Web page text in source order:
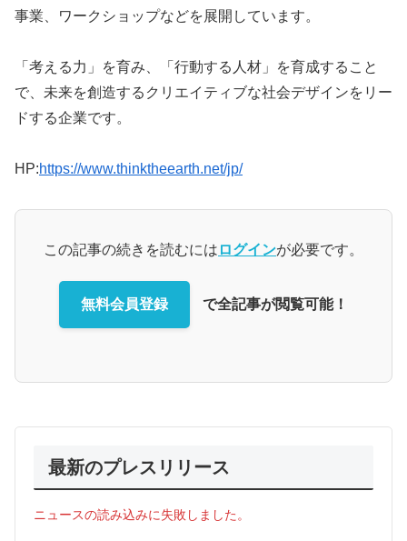
事業、ワークショップなどを展開しています。
「考える力」を育み、「行動する人材」を育成すること
で、未来を創造するクリエイティブな社会デザインをリー
ドする企業です。
HP:https://www.thinktheearth.net/jp/
この記事の続きを読むには ログインが必要です。
無料会員登録 で全記事が閲覧可能！
最新のプレスリリース
ニュースの読み込みに失敗しました。